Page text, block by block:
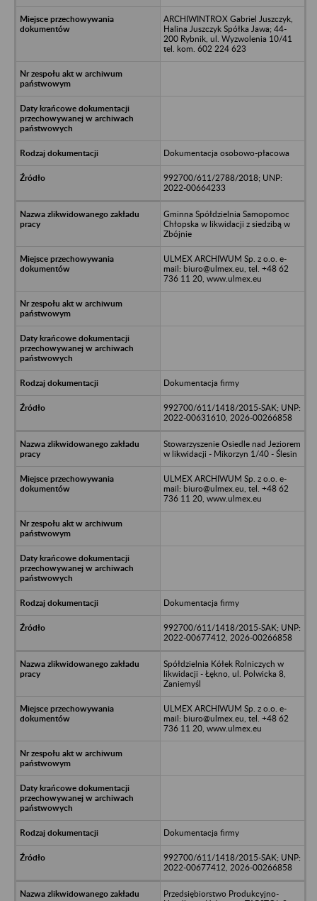
ARCHIWINTROX Gabriel Juszczyk,
Halina Juszczyk Spółka Jawa; 44-
200 Rybnik, ul. Wyzwolenia 10/41
tel. kom. 602 224 623
Dokumentacja osobowo-płacowa
992700/611/2788/2018; UNP:
2022-00664233
Gminna Spółdzielnia Samopomoc
Chłopska w likwidacji z siedzibą w
Zbójnie
ULMEX ARCHIWUM Sp. z o.o. e-
mail: biuro@ulmex.eu, tel. +48 62
736 11 20, www.ulmex.eu
Dokumentacja firmy
992700/611/1418/2015-SAK; UNP:
2022-00631610, 2026-00266858
Stowarzyszenie Osiedle nad Jeziorem
w likwidacji - Mikorzyn 1/40 - Ślesin
ULMEX ARCHIWUM Sp. z o.o. e-
mail: biuro@ulmex.eu, tel. +48 62
736 11 20, www.ulmex.eu
Dokumentacja firmy
992700/611/1418/2015-SAK; UNP:
2022-00677412, 2026-00266858
Spółdzielnia Kółek Rolniczych w
likwidacji - Łękno, ul. Polwicka 8,
Zaniemyśl
ULMEX ARCHIWUM Sp. z o.o. e-
mail: biuro@ulmex.eu, tel. +48 62
736 11 20, www.ulmex.eu
Dokumentacja firmy
992700/611/1418/2015-SAK; UNP:
2022-00677412, 2026-00266858
Przedsiębiorstwo Produkcyjno-